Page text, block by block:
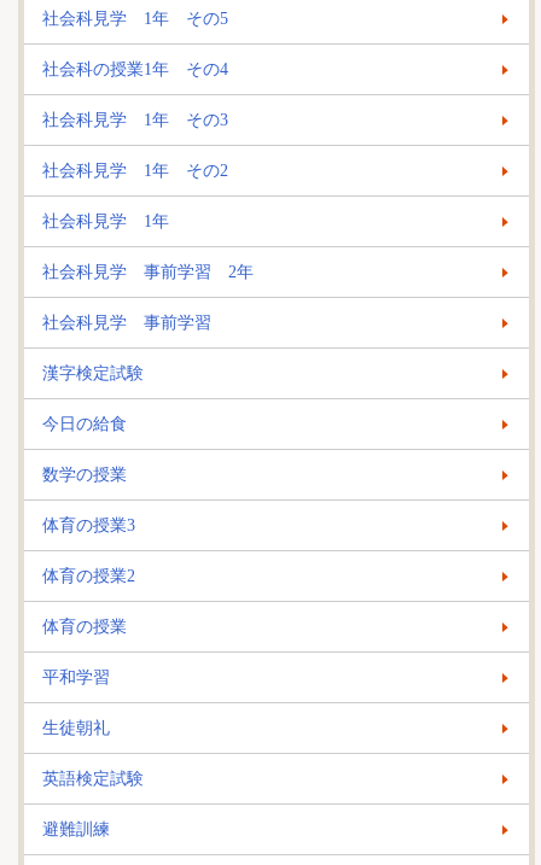
社会科見学 1年 その5
社会科の授業1年 その4
社会科見学 1年 その3
社会科見学 1年 その2
社会科見学 1年
社会科見学 事前学習 2年
社会科見学 事前学習
漢字検定試験
今日の給食
数学の授業
体育の授業3
体育の授業2
体育の授業
平和学習
生徒朝礼
英語検定試験
避難訓練